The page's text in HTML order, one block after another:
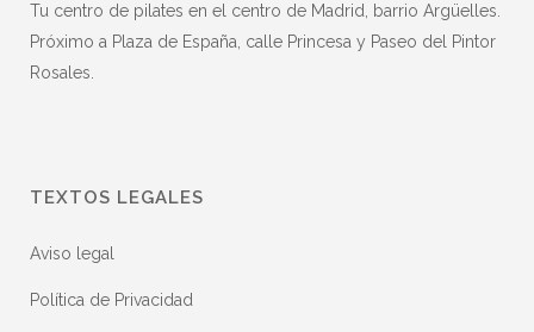
Tu centro de pilates en el centro de Madrid, barrio Argüelles.
Próximo a Plaza de España, calle Princesa y Paseo del Pintor
Rosales.
TEXTOS LEGALES
Aviso legal
Política de Privacidad